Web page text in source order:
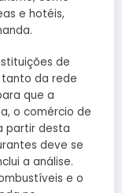
e hotéis,
de
tanto da rede
que a
o comércio de
partir desta
deve se
a análise.
e o